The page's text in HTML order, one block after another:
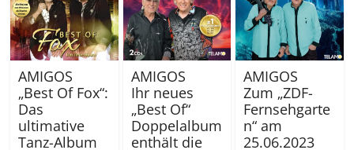
AMIGOS
„Best Of Fox“:
Das
ultimative
Tanz-Album
AMIGOS
Ihr neues
„Best Of“
Doppelalbum
enthält die
AMIGOS
Zum „ZDF-
Fernsehgarte
n“ am
25.06.2023